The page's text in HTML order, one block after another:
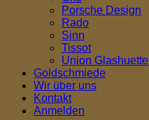
Porsche Design
Rado
Sinn
Tissot
Union Glashuette
Goldschmiede
Wir über uns
Kontakt
Anmelden